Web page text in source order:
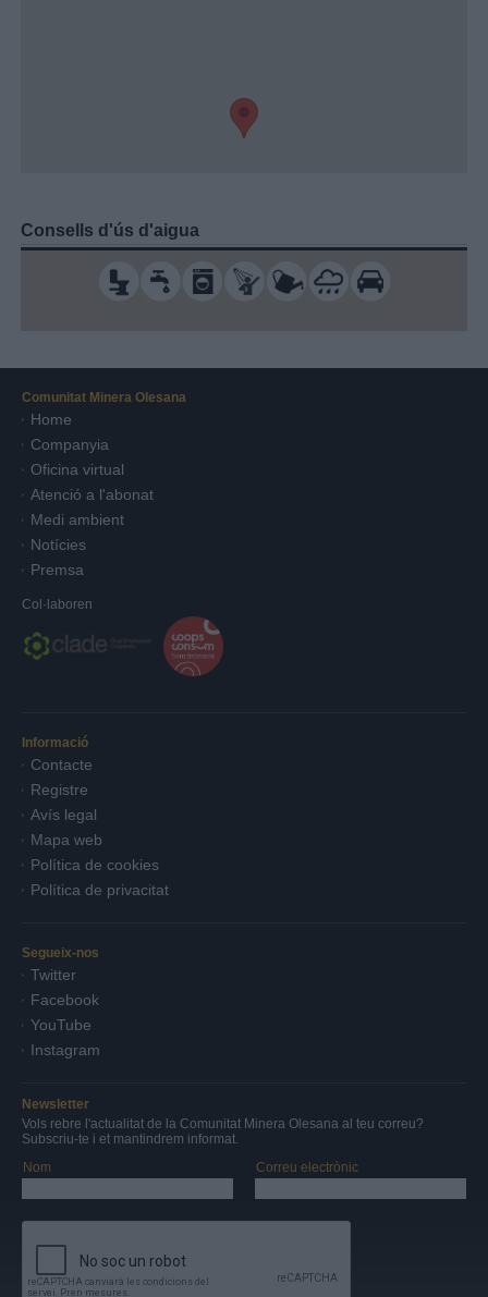
Consells d'ús d'aigua
Newsletter
Vols rebre l'actualitat de la Comunitat Minera Olesana al teu correu?
Subscriu-te i et mantindrem informat.
Nom
Correu electrònic
Comunitat Minera Olesana
Home
Companyia
Oficina virtual
Atenció a l'abonat
Medi ambient
Notícies
Premsa
Col·laboren
Informació
Contacte
Registre
Avís legal
Mapa web
Política de cookies
Política de privacitat
Segueix-nos
Twitter
Facebook
YouTube
Instagram